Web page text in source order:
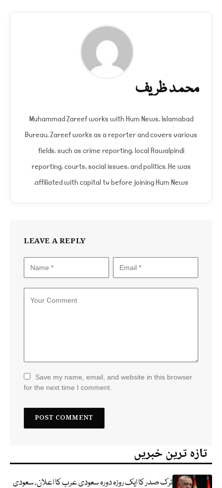
محمد ظریف
Muhammad Zareef works with Hum News, Islamabad
Bureau. Zareef works as a reporter and covers various
fields, such as crime reporting, local Rawalpindi
reporting, courts, social issues, and politics. He was
affiliated with capital tv before joining Hum News.
LEAVE A REPLY
Save my name, email, and website in this browser
for the next time I comment.
تازہ ترین خبریں
ترک صدر کا ایک روزہ دورہ سعودی عرب کا اعلان، سعودی